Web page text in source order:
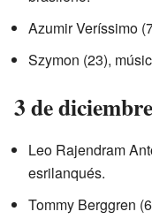
Azumir Veríssimo
Szymon (23),
3 de diciembre
Leo Rajendram
esrilanqués.
Tommy Berggren